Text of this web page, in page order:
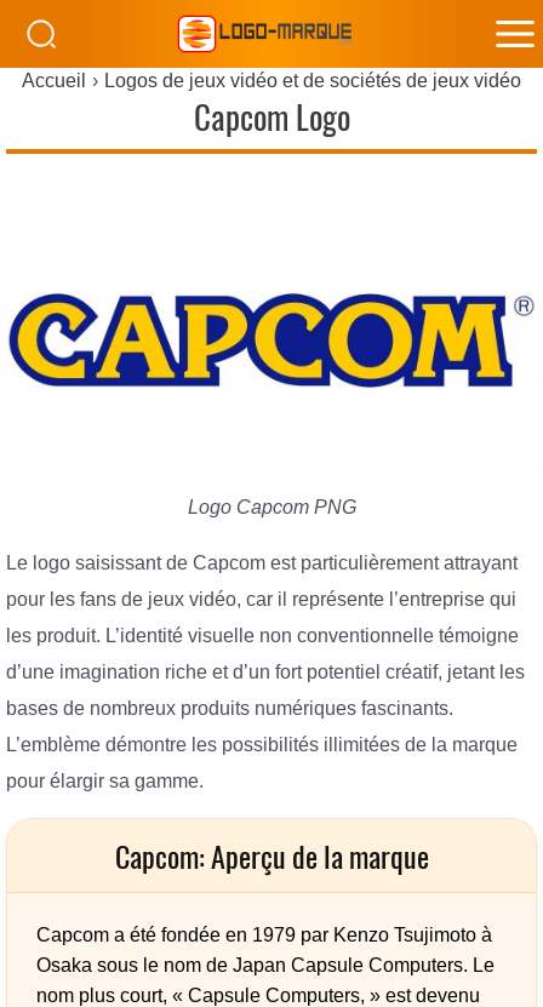
Accueil Logos de jeux vidéo et de sociétés de jeux vidéo
Capcom Logo
Logo Capcom PNG
Le logo saisissant de Capcom est particulièrement attrayant
pour les fans de jeux vidéo, car il représente l’entreprise qui
les produit. L’identité visuelle non conventionnelle témoigne
d’une imagination riche et d’un fort potentiel créatif, jetant les
bases de nombreux produits numériques fascinants.
L’emblème démontre les possibilités illimitées de la marque
pour élargir sa gamme.
Capcom: Aperçu de la marque
Capcom a été fondée en 1979 par Kenzo Tsujimoto à
Osaka sous le nom de Japan Capsule Computers. Le
nom plus court, « Capsule Computers, » est devenu